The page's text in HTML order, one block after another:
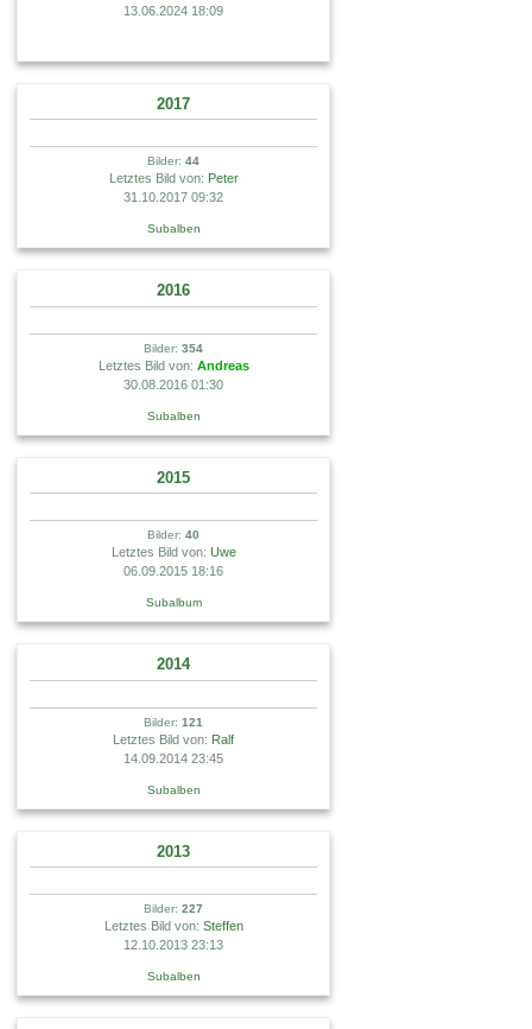
13.06.2024 18:09
2017
Bilder: 44
Letztes Bild von: Peter
31.10.2017 09:32
Subalben
2016
Bilder: 354
Letztes Bild von: Andreas
30.08.2016 01:30
Subalben
2015
Bilder: 40
Letztes Bild von: Uwe
06.09.2015 18:16
Subalbum
2014
Bilder: 121
Letztes Bild von: Ralf
14.09.2014 23:45
Subalben
2013
Bilder: 227
Letztes Bild von: Steffen
12.10.2013 23:13
Subalben